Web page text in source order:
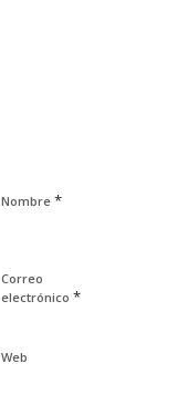
Nombre *
Correo
electrónico *
Web